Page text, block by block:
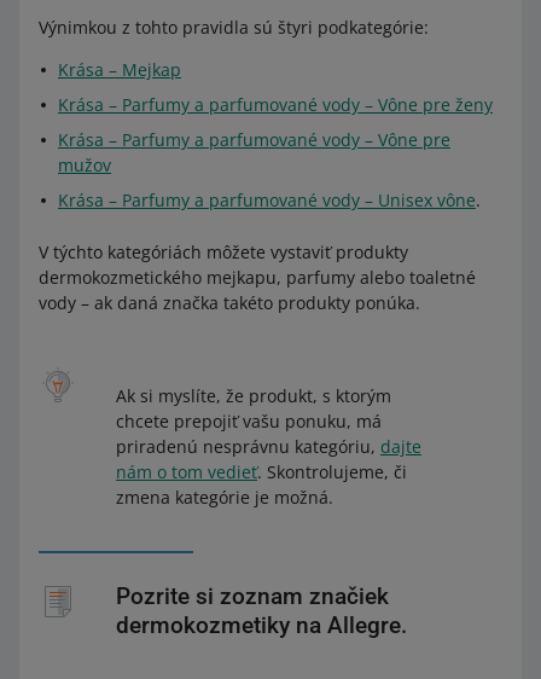
Výnimkou z tohto pravidla sú štyri podkategórie:
Krása – Mejkap
Krása – Parfumy a parfumované vody – Vône pre ženy
Krása – Parfumy a parfumované vody – Vône pre
mužov
Krása – Parfumy a parfumované vody – Unisex vône.
V týchto kategóriách môžete vystaviť produkty
dermokozmetického mejkapu, parfumy alebo toaletné
vody – ak daná značka takéto produkty ponúka.
Ak si myslíte, že produkt, s ktorým
chcete prepojiť vašu ponuku, má
priradenú nesprávnu kategóriu, dajte
nám o tom vedieť. Skontrolujeme, či
zmena kategórie je možná.
Pozrite si zoznam značiek
dermokozmetiky na Allegre.